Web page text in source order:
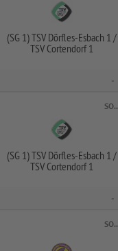
(SG 1) TSV Dörfles-Esbach 1 /
TSV Cortendorf 1
-
SO..
(SG 1) TSV Dörfles-Esbach 1 /
TSV Cortendorf 1
-
SO..